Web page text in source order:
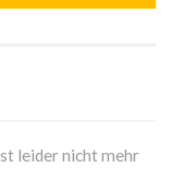
leider nicht mehr